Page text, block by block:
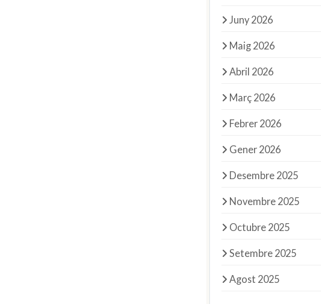
Juny 2026
Maig 2026
Abril 2026
Març 2026
Febrer 2026
Gener 2026
Desembre 2025
Novembre 2025
Octubre 2025
Setembre 2025
Agost 2025